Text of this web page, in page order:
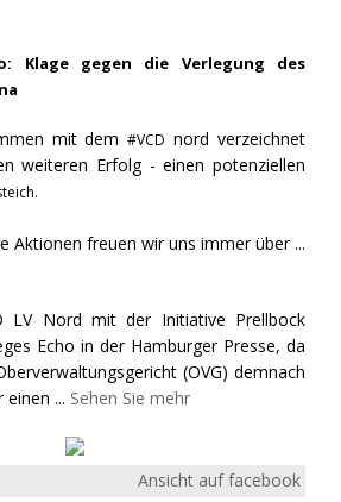
Klage gegen die Verlegung des
mit dem#VCD nord verzeichnet
weiteren Erfolg - einen potenziellen
Aktionen freuen wir uns immer über ...
LV Nord mit der Initiative Prellbock
Echo in der Hamburger Presse, da
(OVG) demnach
einen ... Sehen Sie mehr
Ansicht auf facebook